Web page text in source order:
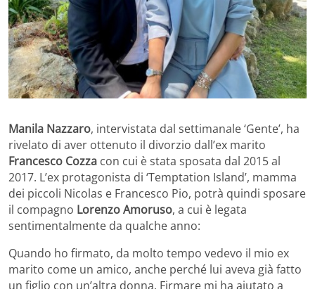
Manila Nazzaro, intervistata dal settimanale ‘Gente’, ha
rivelato di aver ottenuto il divorzio dall’ex marito
Francesco Cozza con cui è stata sposata dal 2015 al
2017. L’ex protagonista di ‘Temptation Island’, mamma
dei piccoli Nicolas e Francesco Pio, potrà quindi sposare
il compagno Lorenzo Amoruso, a cui è legata
sentimentalmente da qualche anno:
Quando ho firmato, da molto tempo vedevo il mio ex
marito come un amico, anche perché lui aveva già fatto
un figlio con un’altra donna. Firmare mi ha aiutato a